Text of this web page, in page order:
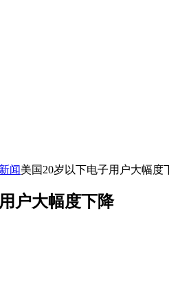
闻美国20岁以下电子用户大幅度
户大幅度下降